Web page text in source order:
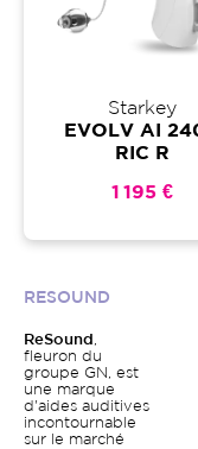
Starkey
EVOLV AI
RIC R
1 195 €
RESOUND
ReSound
fleuron du
groupe GN, est
une marque
d'aides auditives
incontournable
sur le marché